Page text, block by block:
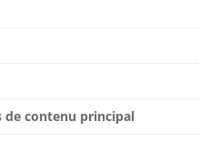
de contenu principal